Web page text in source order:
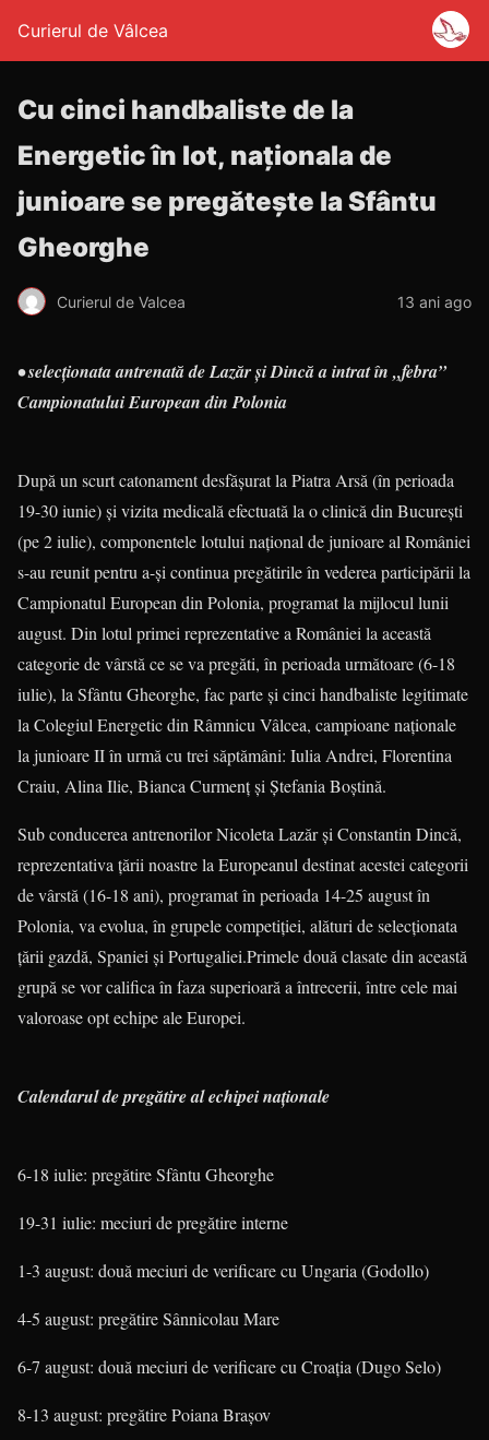
Curierul de Vâlcea
Cu cinci handbaliste de la
Energetic în lot, naţionala de
junioare se pregăteşte la Sfântu
Gheorghe
Curierul de Valcea 13 ani ago
• selecţionata antrenată de Lazăr şi Dincă a intrat în „febra”
Campionatului European din Polonia
După un scurt catonament desfăşurat la Piatra Arsă (în perioada
19-30 iunie) şi vizita medicală efectuată la o clinică din Bucureşti
(pe 2 iulie), componentele lotului naţional de junioare al României
s-au reunit pentru a-şi continua pregătirile în vederea participării la
Campionatul European din Polonia, programat la mijlocul lunii
august. Din lotul primei reprezentative a României la această
categorie de vârstă ce se va pregăti, în perioada următoare (6-18
iulie), la Sfântu Gheorghe, fac parte şi cinci handbaliste legitimate
la Colegiul Energetic din Râmnicu Vâlcea, campioane naţionale
la junioare II în urmă cu trei săptămâni: Iulia Andrei, Florentina
Craiu, Alina Ilie, Bianca Curmenţ şi Ştefania Boştină.
Sub conducerea antrenorilor Nicoleta Lazăr şi Constantin Dincă,
reprezentativa ţării noastre la Europeanul destinat acestei categorii
de vârstă (16-18 ani), programat în perioada 14-25 august în
Polonia, va evolua, în grupele competiţiei, alături de selecţionata
ţării gazdă, Spaniei şi Portugaliei.Primele două clasate din această
grupă se vor califica în faza superioară a întrecerii, între cele mai
valoroase opt echipe ale Europei.
Calendarul de pregătire al echipei naţionale
6-18 iulie: pregătire Sfântu Gheorghe
19-31 iulie: meciuri de pregătire interne
1-3 august: două meciuri de verificare cu Ungaria (Godollo)
4-5 august: pregătire Sânnicolau Mare
6-7 august: două meciuri de verificare cu Croaţia (Dugo Selo)
8-13 august: pregătire Poiana Braşov